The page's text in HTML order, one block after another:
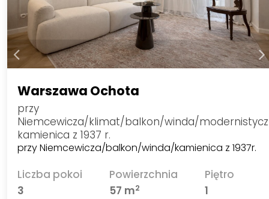
Warszawa Ochota
przy
Niemcewicza/klimat/balkon/winda/
kamienica z 1937 r.
przy Niemcewicza/balkon/winda/kamienica z 1937r.
Liczba pokoi
3
Powierzchnia
57 m2
Piętro
1